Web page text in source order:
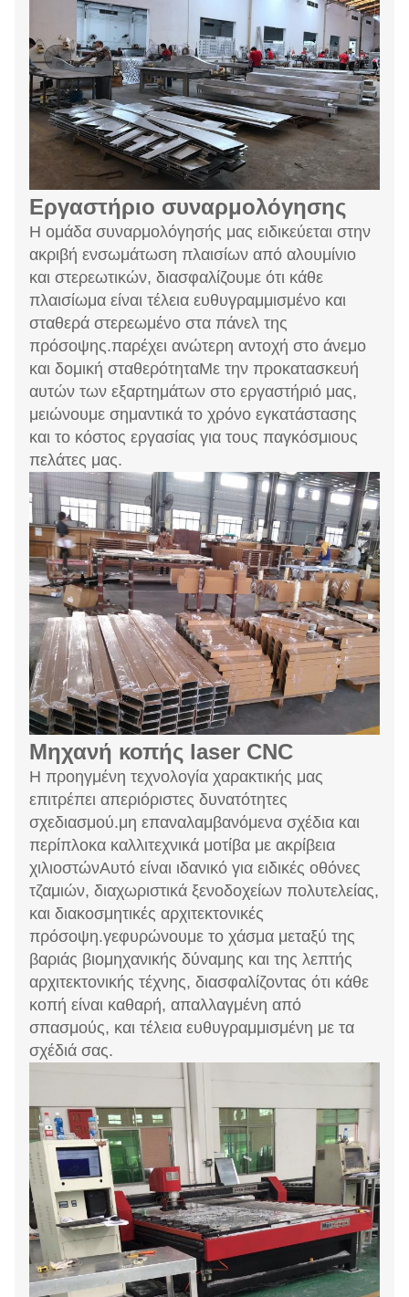
Εργαστήριο συναρμολόγησης
Η ομάδα συναρμολόγησής μας ειδικεύεται στην
ακριβή ενσωμάτωση πλαισίων από αλουμίνιο
και στερεωτικών, διασφαλίζουμε ότι κάθε
πλαισίωμα είναι τέλεια ευθυγραμμισμένο και
σταθερά στερεωμένο στα πάνελ της
πρόσοψης.παρέχει ανώτερη αντοχή στο άνεμο
και δομική σταθερότηταΜε την προκατασκευή
αυτών των εξαρτημάτων στο εργαστήριό μας,
μειώνουμε σημαντικά το χρόνο εγκατάστασης
και το κόστος εργασίας για τους παγκόσμιους
πελάτες μας.
Μηχανή κοπής laser CNC
Η προηγμένη τεχνολογία χαρακτικής μας
επιτρέπει απεριόριστες δυνατότητες
σχεδιασμού.μη επαναλαμβανόμενα σχέδια και
περίπλοκα καλλιτεχνικά μοτίβα με ακρίβεια
χιλιοστώνΑυτό είναι ιδανικό για ειδικές οθόνες
τζαμιών, διαχωριστικά ξενοδοχείων πολυτελείας,
και διακοσμητικές αρχιτεκτονικές
πρόσοψη.γεφυρώνουμε το χάσμα μεταξύ της
βαριάς βιομηχανικής δύναμης και της λεπτής
αρχιτεκτονικής τέχνης, διασφαλίζοντας ότι κάθε
κοπή είναι καθαρή, απαλλαγμένη από
σπασμούς, και τέλεια ευθυγραμμισμένη με τα
σχέδιά σας.